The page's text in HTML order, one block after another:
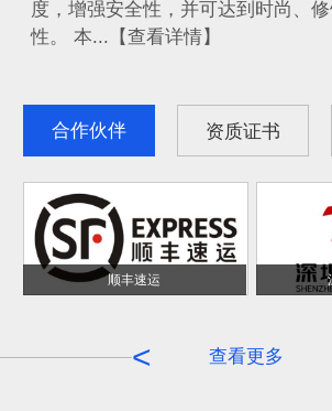
度，增强安全性，并可达到时尚、
性。 本...【查看详情】
合作伙伴 资质证书
顺丰速运
查看更多
<